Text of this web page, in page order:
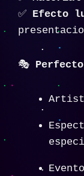
✅ Efecto
🎭